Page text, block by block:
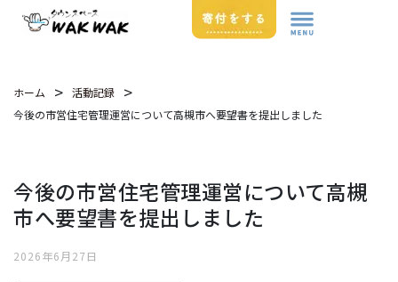
ホーム > 活動記録 >
今後の市営住宅管理運営について高槻市へ要望書を提出しました
今後の市営住宅管理運営について高槻
市へ要望書を提出しました
2026年6月27日